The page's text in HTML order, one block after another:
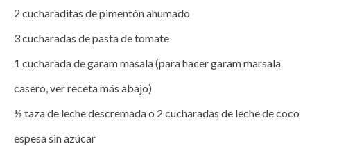
2 cucharaditas de pimentón ahumado
3 cucharadas de pasta de tomate
1 cucharada de garam masala (para hacer garam marsala
casero, ver receta más abajo)
½ taza de leche descremada o 2 cucharadas de leche de coco
espesa sin azúcar